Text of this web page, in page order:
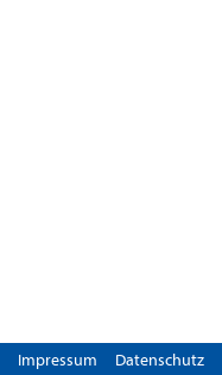
Impressum Datenschutz